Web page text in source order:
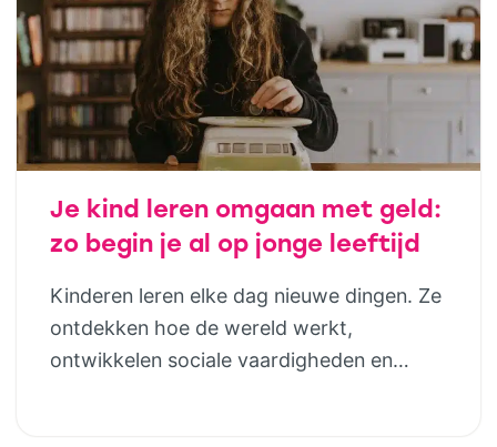
Je kind leren omgaan met geld:
zo begin je al op jonge leeftijd
Kinderen leren elke dag nieuwe dingen. Ze
ontdekken hoe de wereld werkt,
ontwikkelen sociale vaardigheden en